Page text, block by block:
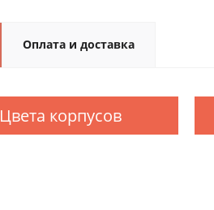
Оплата и доставка
Цвета корпусов